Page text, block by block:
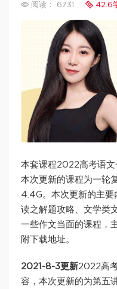
阅读： 6731
42.6
本套课程2022高考语文
本次更新的课程为一轮
4.4G。本次更新的主要
读之解题攻略、文学类
一些作文当面的课程，
附下载地址。
2021-8-3更新2022高
容，本次更新的为第五